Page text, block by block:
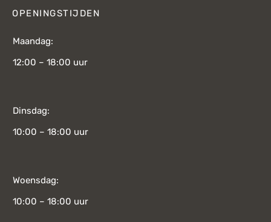
OPENINGSTIJDEN
Maandag:
12:00 – 18:00 uur
Dinsdag:
10:00 – 18:00 uur
Woensdag:
10:00 – 18:00 uur